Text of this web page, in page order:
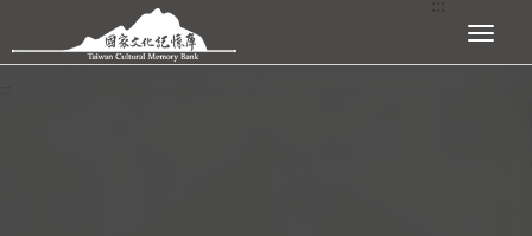
跳到主要內容區塊 展開選單